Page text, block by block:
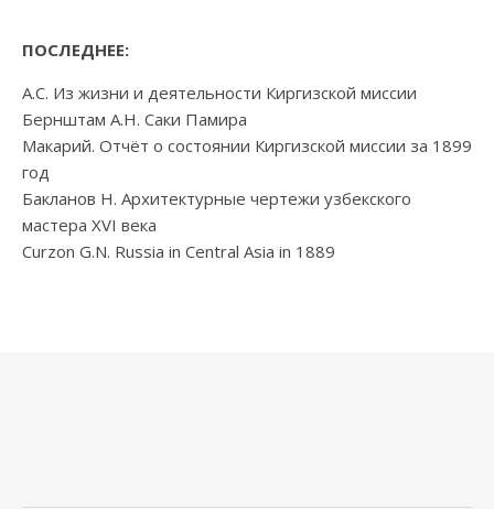
ПОСЛЕДНЕЕ:
А.С. Из жизни и деятельности Киргизской миссии
Бернштам А.Н. Саки Памира
Макарий. Отчёт о состоянии Киргизской миссии за 1899
год
Бакланов Н. Архитектурные чертежи узбекского
мастера XVI века
Curzon G.N. Russia in Central Asia in 1889